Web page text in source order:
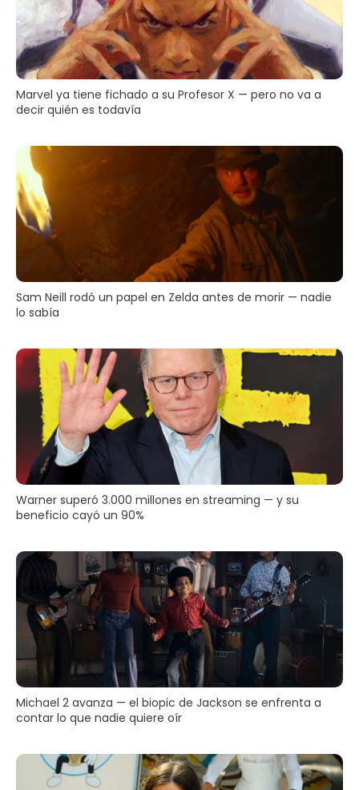
Marvel ya tiene fichado a su Profesor X — pero no va a
decir quién es todavía
Sam Neill rodó un papel en Zelda antes de morir — nadie
lo sabía
Warner superó 3.000 millones en streaming — y su
beneficio cayó un 90%
Michael 2 avanza — el biopic de Jackson se enfrenta a
contar lo que nadie quiere oír